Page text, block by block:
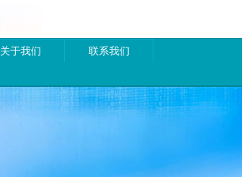
关于我们 联系我们